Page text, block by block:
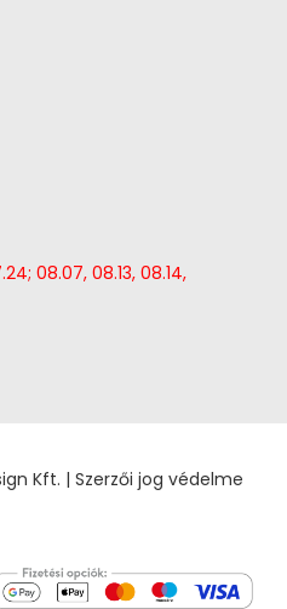
08.07, 08.13, 08.14,
Kft. | Szerzői jog védelme